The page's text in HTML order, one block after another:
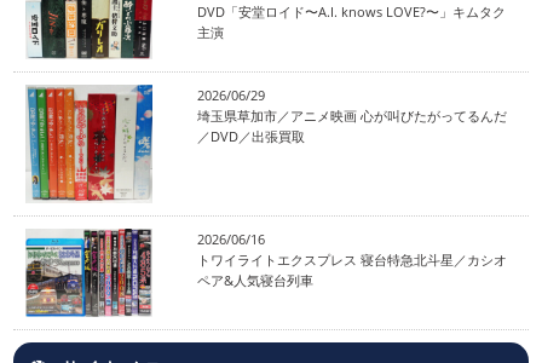
DVD「安堂ロイド〜A.I. knows LOVE?〜」キムタク
主演
2026/06/29
埼玉県草加市／アニメ映画 心が叫びたがってるんだ
／DVD／出張買取
2026/06/16
トワイライトエクスプレス 寝台特急北斗星／カシオ
ペア&人気寝台列車